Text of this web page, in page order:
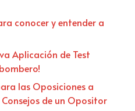
conocer y entender a
Aplicación de Test
las Oposiciones a
de un Opositor